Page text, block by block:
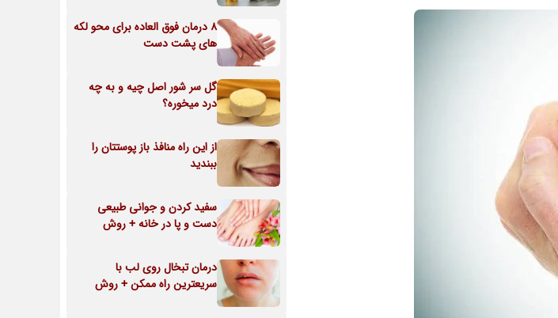
8 درمان فوق العاده برای محو لکه
های پشت دست
گل سر شور اصل چیه و به چه
درد میخوره؟
از این راه منافذ باز پوستتان را
ببندید
سفید کردن و جوانی طبیعی
دست و پا در خانه + روش
درمان تبخال روی لب با
سریعترین راه ممکن + روش